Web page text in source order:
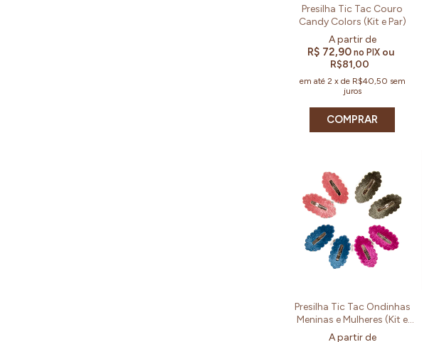
Presilha Tic Tac Couro
Candy Colors (Kit e Par)
R$ 72,90 no PIX ou
R$81,00
em até 2 x de R$40,50 sem
juros
COMPRAR
Presilha Tic Tac Ondinhas
Meninas e Mulheres (Kit e
Par)